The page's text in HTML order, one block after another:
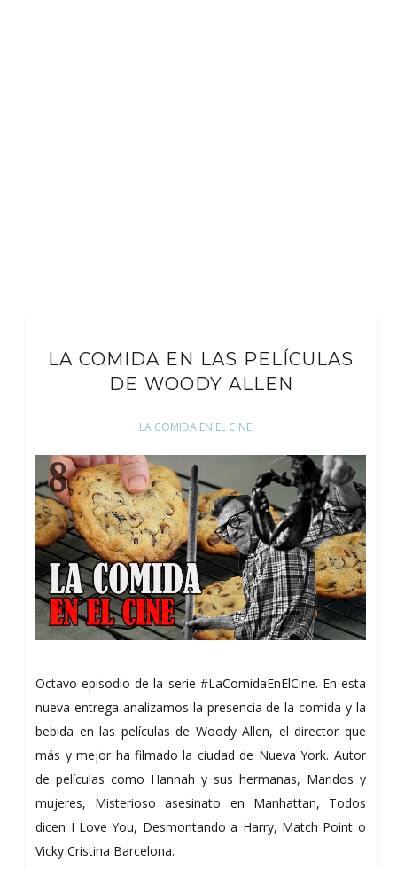
LA COMIDA EN LAS PELÍCULAS
DE WOODY ALLEN
LA COMIDA EN EL CINE
Octavo episodio de la serie #LaComidaEnElCine. En esta
nueva entrega analizamos la presencia de la comida y la
bebida en las películas de Woody Allen, el director que
más y mejor ha filmado la ciudad de Nueva York. Autor
de películas como Hannah y sus hermanas, Maridos y
mujeres, Misterioso asesinato en Manhattan, Todos
dicen I Love You, Desmontando a Harry, Match Point o
Vicky Cristina Barcelona.